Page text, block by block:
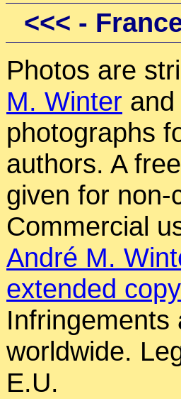
<<< -
Photos are
M. Winter
photographs
authors. A
given for non-
Commercial
André M.
extended
Infringements
worldwide.
E.U.